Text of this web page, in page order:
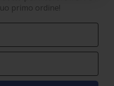
primo ordine!